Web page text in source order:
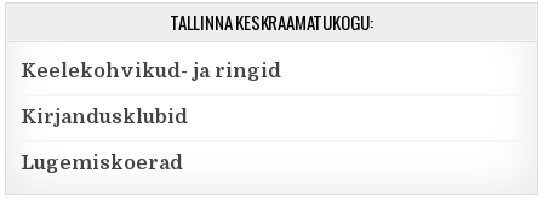
TALLINNA KESKRAAMATUKOGU:
Keelekohvikud- ja ringid
Kirjandusklubid
Lugemiskoerad